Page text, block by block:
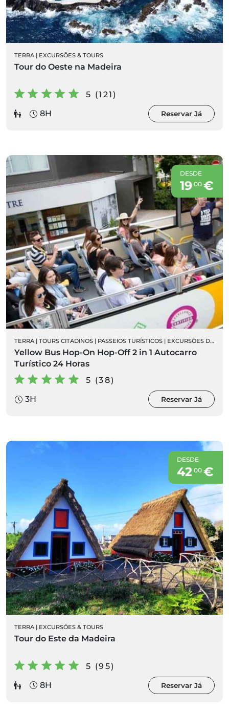
TERRA | EXCURSÕES & TOURS
Tour do Oeste na Madeira
5 (121)
8H
Reservar Já
DESDE
19 00€
TERRA | TOURS CITADINOS | PASSEIOS TURÍSTICOS | EXCURSÕES DE AUTOCARRO
Yellow Bus Hop-On Hop-Off 2 in 1 Autocarro
Turístico 24 Horas
5 (38)
3H
Reservar Já
DESDE
42 00€
TERRA | EXCURSÕES & TOURS
Tour do Este da Madeira
5 (95)
8H
Reservar Já